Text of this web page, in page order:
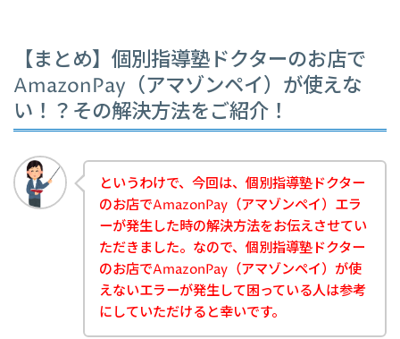
【まとめ】個別指導塾ドクターのお店で
AmazonPay（アマゾンペイ）が使えな
い！？その解決方法をご紹介！
というわけで、今回は、個別指導塾ドクター
のお店でAmazonPay（アマゾンペイ）エラ
ーが発生した時の解決方法をお伝えさせてい
ただきました。なので、個別指導塾ドクター
のお店でAmazonPay（アマゾンペイ）が使
えないエラーが発生して困っている人は参考
にしていただけると幸いです。